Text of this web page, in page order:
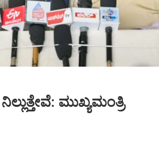
ಮುಖ್ಯಮಂತ್ರಿ